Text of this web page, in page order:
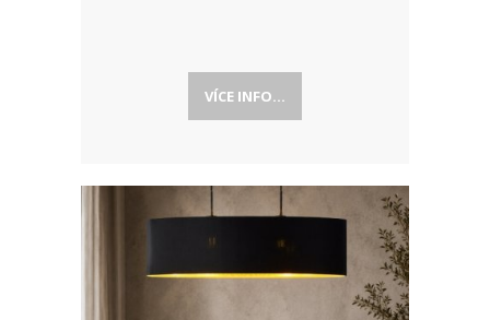
VÍCE INFO...